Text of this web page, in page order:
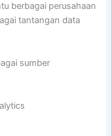
berbagai perusahaan
tantangan data
sumber